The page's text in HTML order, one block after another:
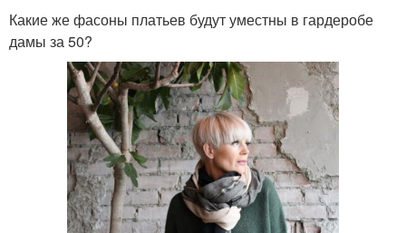
Какие же фасоны платьев будут уместны в гардеробе
дамы за 50?